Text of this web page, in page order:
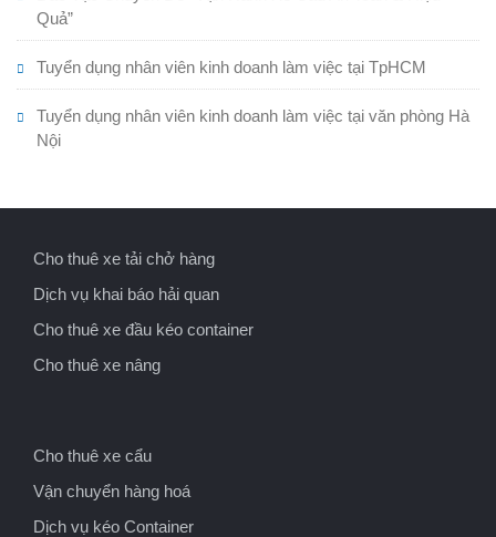
Quả”
Tuyển dụng nhân viên kinh doanh làm việc tại TpHCM
Tuyển dụng nhân viên kinh doanh làm việc tại văn phòng Hà
Nội
Cho thuê xe tải chở hàng
Dịch vụ khai báo hải quan
Cho thuê xe đầu kéo container
Cho thuê xe nâng
Cho thuê xe cẩu
Vận chuyển hàng hoá
Dịch vụ kéo Container